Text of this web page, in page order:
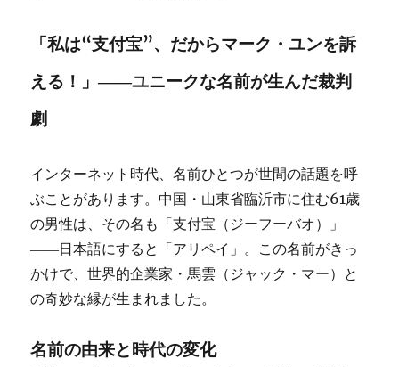
「私は“支付宝”、だからマーク・ユンを訴
える！」――ユニークな名前が生んだ裁判
劇
インターネット時代、名前ひとつが世間の話題を呼
ぶことがあります。中国・山東省臨沂市に住む61歳
の男性は、その名も「支付宝（ジーフーバオ）」
――日本語にすると「アリペイ」。この名前がきっ
かけで、世界的企業家・馬雲（ジャック・マー）と
の奇妙な縁が生まれました。
名前の由来と時代の変化